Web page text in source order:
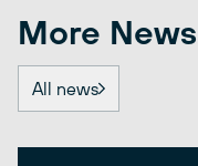
More News
All news